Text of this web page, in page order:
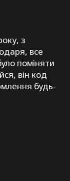
з
все
поміняти
він код
будь-